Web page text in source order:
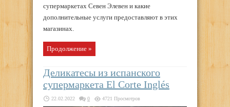
супермаркетах Севен Элевен и какие
дополнительные услуги предоставляют в этих
магазинах.
Продолжение »
Деликатесы из испанского
супермаркета El Corte Inglés
22.02.2022 0 4721 Просмотров